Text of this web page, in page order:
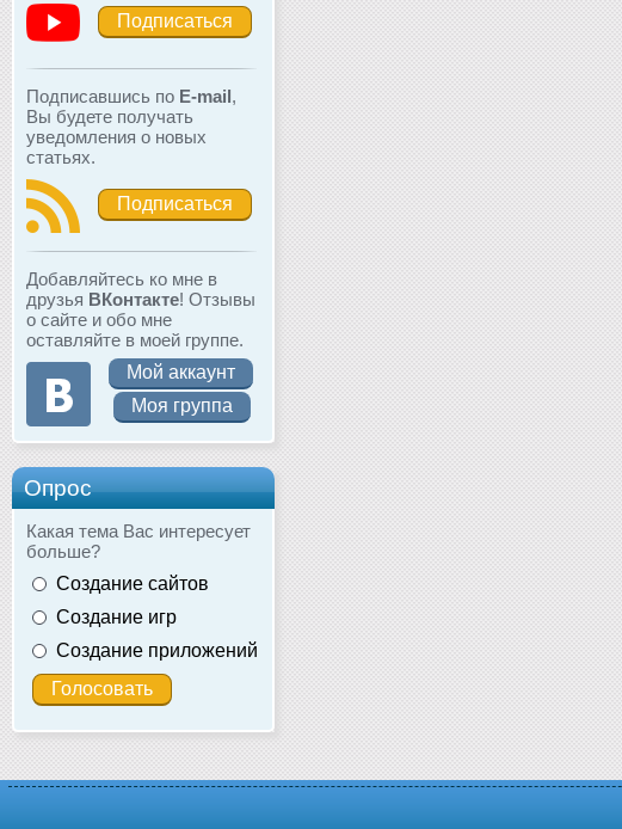
Подписаться
Подписавшись по E-mail,
Вы будете получать
уведомления о новых
статьях.
Подписаться
Добавляйтесь ко мне в
друзья ВКонтакте! Отзывы
о сайте и обо мне
оставляйте в моей группе.
Мой аккаунт
Моя группа
Опрос
Какая тема Вас интересует
больше?
Создание сайтов
Создание игр
Создание приложений